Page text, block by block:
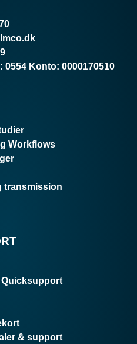
0554 Konto: 0000170510
Workflows
transmission
Quicksupport
& support